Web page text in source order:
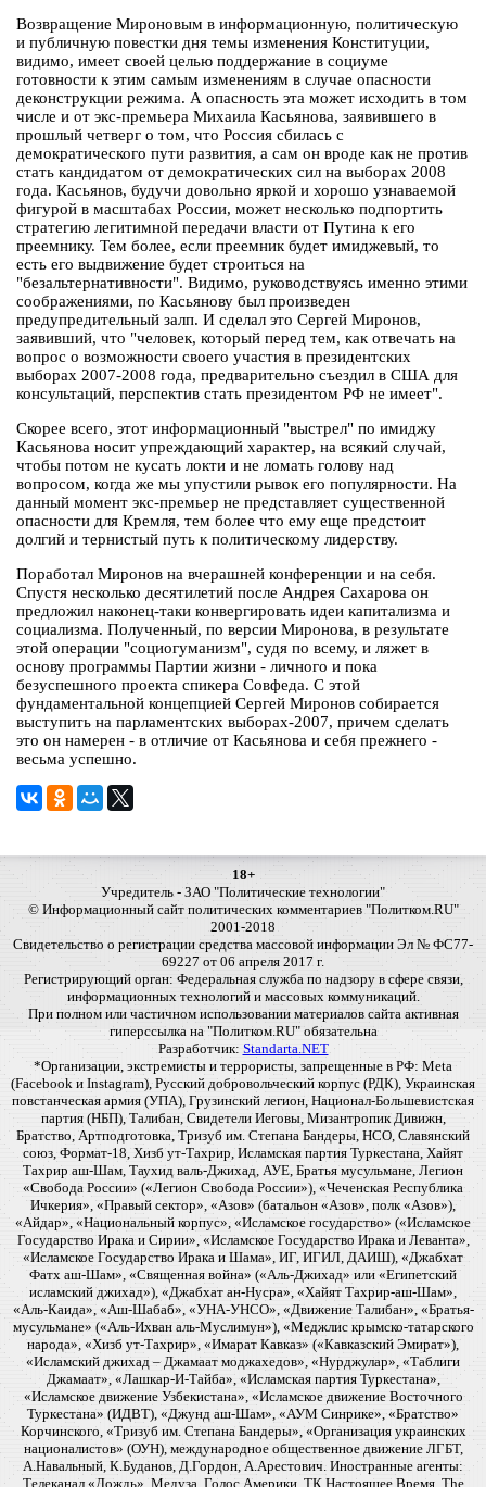
Возвращение Мироновым в информационную, политическую
и публичную повестки дня темы изменения Конституции,
видимо, имеет своей целью поддержание в социуме
готовности к этим самым изменениям в случае опасности
деконструкции режима. А опасность эта может исходить в том
числе и от экс-премьера Михаила Касьянова, заявившего в
прошлый четверг о том, что Россия сбилась с
демократического пути развития, а сам он вроде как не против
стать кандидатом от демократических сил на выборах 2008
года. Касьянов, будучи довольно яркой и хорошо узнаваемой
фигурой в масштабах России, может несколько подпортить
стратегию легитимной передачи власти от Путина к его
преемнику. Тем более, если преемник будет имиджевый, то
есть его выдвижение будет строиться на
"безальтернативности". Видимо, руководствуясь именно этими
соображениями, по Касьянову был произведен
предупредительный залп. И сделал это Сергей Миронов,
заявивший, что "человек, который перед тем, как отвечать на
вопрос о возможности своего участия в президентских
выборах 2007-2008 года, предварительно съездил в США для
консультаций, перспектив стать президентом РФ не имеет".
Скорее всего, этот информационный "выстрел" по имиджу
Касьянова носит упреждающий характер, на всякий случай,
чтобы потом не кусать локти и не ломать голову над
вопросом, когда же мы упустили рывок его популярности. На
данный момент экс-премьер не представляет существенной
опасности для Кремля, тем более что ему еще предстоит
долгий и тернистый путь к политическому лидерству.
Поработал Миронов на вчерашней конференции и на себя.
Спустя несколько десятилетий после Андрея Сахарова он
предложил наконец-таки конвергировать идеи капитализма и
социализма. Полученный, по версии Миронова, в результате
этой операции "социогуманизм", судя по всему, и ляжет в
основу программы Партии жизни - личного и пока
безуспешного проекта спикера Совфеда. С этой
фундаментальной концепцией Сергей Миронов собирается
выступить на парламентских выборах-2007, причем сделать
это он намерен - в отличие от Касьянова и себя прежнего -
весьма успешно.
18+
Учредитель - ЗАО "Политические технологии"
© Информационный сайт политических комментариев "Политком.RU"
2001-2018
Свидетельство о регистрации средства массовой информации Эл № ФС77-
69227 от 06 апреля 2017 г.
Регистрирующий орган: Федеральная служба по надзору в сфере связи,
информационных технологий и массовых коммуникаций.
При полном или частичном использовании материалов сайта активная
гиперссылка на "Политком.RU" обязательна
Разработчик: Standarta.NET
*Организации, экстремисты и террористы, запрещенные в РФ: Meta
(Facebook и Instagram), Русский добровольческий корпус (РДК), Украинская
повстанческая армия (УПА), Грузинский легион, Национал-Большевистская
партия (НБП), Талибан, Свидетели Иеговы, Мизантропик Дивижн,
Братство, Артподготовка, Тризуб им. Степана Бандеры, НСО, Славянский
союз, Формат-18, Хизб ут-Тахрир, Исламская партия Туркестана, Хайят
Тахрир аш-Шам, Таухид валь-Джихад, АУЕ, Братья мусульмане, Легион
«Свобода России» («Легион Свобода России»), «Чеченская Республика
Ичкерия», «Правый сектор», «Азов» (батальон «Азов», полк «Азов»),
«Айдар», «Национальный корпус», «Исламское государство» («Исламское
Государство Ирака и Сирии», «Исламское Государство Ирака и Леванта»,
«Исламское Государство Ирака и Шама», ИГ, ИГИЛ, ДАИШ), «Джабхат
Фатх аш-Шам», «Священная война» («Аль-Джихад» или «Египетский
исламский джихад»), «Джабхат ан-Нусра», «Хайят Тахрир-аш-Шам»,
«Аль-Каида», «Аш-Шабаб», «УНА-УНСО», «Движение Талибан», «Братья-
мусульмане» («Аль-Ихван аль-Муслимун»), «Меджлис крымско-татарского
народа», «Хизб ут-Тахрир», «Имарат Кавказ» («Кавказский Эмират»),
«Исламский джихад – Джамаат моджахедов», «Нурджулар», «Таблиги
Джамаат», «Лашкар-И-Тайба», «Исламская партия Туркестана»,
«Исламское движение Узбекистана», «Исламское движение Восточного
Туркестана» (ИДВТ), «Джунд аш-Шам», «АУМ Синрике», «Братство»
Корчинского, «Тризуб им. Степана Бандеры», «Организация украинских
националистов» (ОУН), международное общественное движение ЛГБТ,
А.Навальный, К.Буданов, Д.Гордон, А.Арестович. Иностранные агенты:
Телеканал «Дождь», Медуза, Голос Америки, ТК Настоящее Время, The